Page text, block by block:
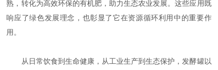
熟，转化为高效环保的有机肥，助力生态农业发展。这些应用既
响应了绿色发展理念，也彰显了它在资源循环利用中的重要作
用。
从日常饮食到生命健康，从工业生产到生态保护，发酵罐以